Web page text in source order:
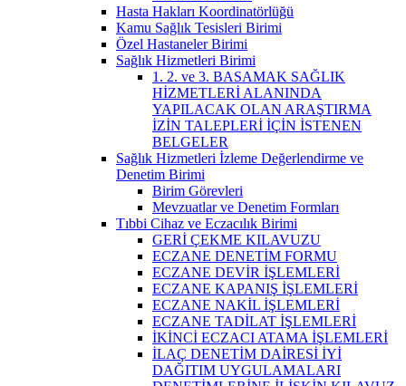
Hasta Hakları Koordinatörlüğü
Kamu Sağlık Tesisleri Birimi
Özel Hastaneler Birimi
Sağlık Hizmetleri Birimi
1. 2. ve 3. BASAMAK SAĞLIK
HİZMETLERİ ALANINDA
YAPILACAK OLAN ARAŞTIRMA
İZİN TALEPLERİ İÇİN İSTENEN
BELGELER
Sağlık Hizmetleri İzleme Değerlendirme ve
Denetim Birimi
Birim Görevleri
Mevzuatlar ve Denetim Formları
Tıbbi Cihaz ve Eczacılık Birimi
GERİ ÇEKME KILAVUZU
ECZANE DENETİM FORMU
ECZANE DEVİR İŞLEMLERİ
ECZANE KAPANIŞ İŞLEMLERİ
ECZANE NAKİL İŞLEMLERİ
ECZANE TADİLAT İŞLEMLERİ
İKİNCİ ECZACI ATAMA İŞLEMLERİ
İLAÇ DENETİM DAİRESİ İYİ
DAĞITIM UYGULAMALARI